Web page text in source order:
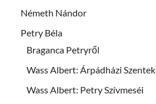
Németh Nándor
Petry Béla
Braganca Petryről
Wass Albert: Árpádházi Szentek
Wass Albert: Petry Szívmeséi